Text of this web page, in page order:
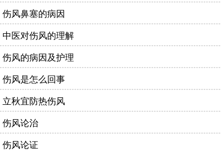
伤风鼻塞的病因
中医对伤风的理解
伤风的病因及护理
伤风是怎么回事
立秋宜防热伤风
伤风论治
伤风论证